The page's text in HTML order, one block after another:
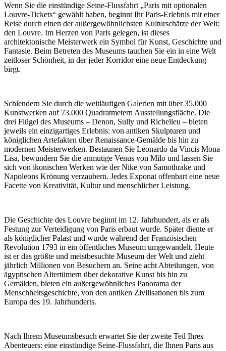
Wenn Sie die einstündige Seine-Flussfahrt „Paris mit optionalen
Louvre-Tickets“ gewählt haben, beginnt Ihr Paris-Erlebnis mit einer
Reise durch einen der außergewöhnlichsten Kulturschätze der Welt:
den Louvre. Im Herzen von Paris gelegen, ist dieses
architektonische Meisterwerk ein Symbol für Kunst, Geschichte und
Fantasie. Beim Betreten des Museums tauchen Sie ein in eine Welt
zeitloser Schönheit, in der jeder Korridor eine neue Entdeckung
birgt.
Schlendern Sie durch die weitläufigen Galerien mit über 35.000
Kunstwerken auf 73.000 Quadratmetern Ausstellungsfläche. Die
drei Flügel des Museums – Denon, Sully und Richelieu – bieten
jeweils ein einzigartiges Erlebnis: von antiken Skulpturen und
königlichen Artefakten über Renaissance-Gemälde bis hin zu
modernen Meisterwerken. Bestaunen Sie Leonardo da Vincis Mona
Lisa, bewundern Sie die anmutige Venus von Milo und lassen Sie
sich von ikonischen Werken wie der Nike von Samothrake und
Napoleons Krönung verzaubern. Jedes Exponat offenbart eine neue
Facette von Kreativität, Kultur und menschlicher Leistung.
Die Geschichte des Louvre beginnt im 12. Jahrhundert, als er als
Festung zur Verteidigung von Paris erbaut wurde. Später diente er
als königlicher Palast und wurde während der Französischen
Revolution 1793 in ein öffentliches Museum umgewandelt. Heute
ist er das größte und meistbesuchte Museum der Welt und zieht
jährlich Millionen von Besuchern an. Seine acht Abteilungen, von
ägyptischen Altertümern über dekorative Kunst bis hin zu
Gemälden, bieten ein außergewöhnliches Panorama der
Menschheitsgeschichte, von den antiken Zivilisationen bis zum
Europa des 19. Jahrhunderts.
Nach Ihrem Museumsbesuch erwartet Sie der zweite Teil Ihres
Abenteuers: eine einstündige Seine-Flussfahrt, die Ihnen Paris aus